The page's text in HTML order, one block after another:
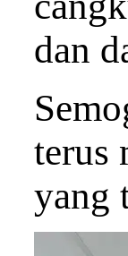
dan
terus
yang